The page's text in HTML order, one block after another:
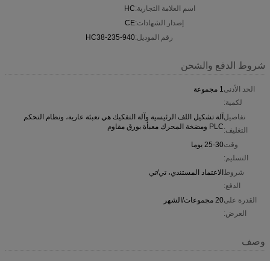
اسم العلامة التجارية:HC
إصدار الشهادات:CE
رقم الموديل:HC38-235-940
شروط الدفع والشحن
الحد الأدنى
لكمية:
1 مجموعة
تفاصيل
التغليف:
آلة تشكيل اللف الرئيسية وآلة التفكيك هي تعبئة عارية، ونظام التحكم
PLC ومضخة المحرك معبأة بورق مقاوم
وقت
التسليم:
25-30 يوما
شروط
الدفع:
الاعتماد المستندي، تي/تي
القدرة على
العرض:
20 مجموعات/الشهر
وصف